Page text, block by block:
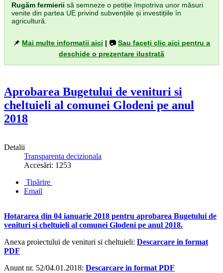
Rugăm fermierii să semneze o petiție împotriva unor măsuri
venite din partea UE privind subvențiile și investițiile în
agricultură.
📌 Mai multe informații aici | 📷Sau faceți clic aici pentru a
deschide o prezentare ilustrată
Aprobarea Bugetului de venituri si
cheltuieli al comunei Glodeni pe anul
2018
Detalii
Transparenta decizionala
Accesări: 1253
Tipărire
Email
Hotararea din 04 ianuarie 2018 pentru aprobarea Bugetului de
venituri si cheltuieli al comunei Glodeni pe anul 2018.
Anexa proiectului de venituri si cheltuieli: Descarcare in format
PDF
Anunt nr. 52/04.01.2018: Descarcare in format PDF